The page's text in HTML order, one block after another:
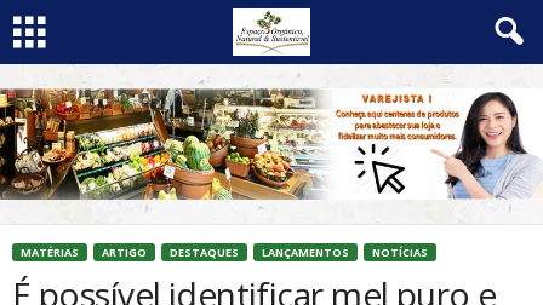
MATÉRIAS ARTIGO DESTAQUES LANÇAMENTOS NOTÍCIAS
É possível identificar mel puro e